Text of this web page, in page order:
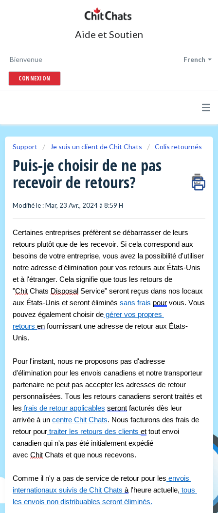
Aide et Soutien
French
Bienvenue
CONNEXION
Support Je suis un client de Chit Chats Colis retournés
Puis-je choisir de ne pas
recevoir de retours?
Modifié le : Mar, 23 Avr., 2024 à 8:59 H
Certaines entreprises préfèrent se débarrasser de leurs
retours plutôt que de les recevoir. Si cela correspond aux
besoins de votre entreprise, vous avez la possibilité d'utiliser
notre adresse d'élimination pour vos retours aux États-Unis
et à l'étranger. Cela signifie que tous les retours de
"Chit Chats Disposal Service" seront reçus dans nos locaux
aux États-Unis et seront éliminés sans frais pour vous. Vous
pouvez également choisir de gérer vos propres
retours en fournissant une adresse de retour aux États-
Unis.
Pour l'instant, nous ne proposons pas d'adresse
d'élimination pour les envois canadiens et notre transporteur
partenaire ne peut pas accepter les adresses de retour
personnalisées. Tous les retours canadiens seront traités et
les frais de retour applicables seront facturés dès leur
arrivée à un centre Chit Chats. Nous facturons des frais de
retour pour traiter les retours des clients et tout envoi
canadien qui n'a pas été initialement expédié
avec Chit Chats et que nous recevons.
Comme il n'y a pas de service de retour pour les envois
internationaux suivis de Chit Chats à l'heure actuelle, tous
les envois non distribuables seront éliminés.